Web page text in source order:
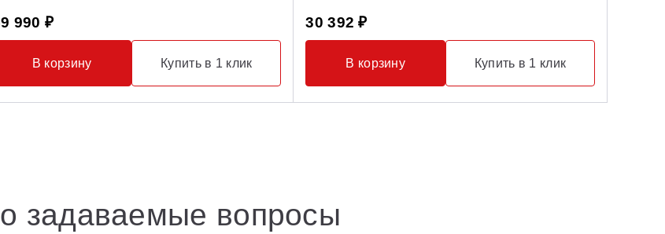
990 ₽
В корзину Купить в 1 клик
30 392 ₽
В корзину Купить в 1 клик
задаваемые вопросы